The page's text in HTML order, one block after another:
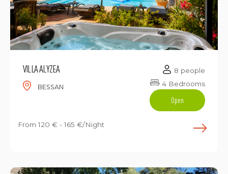
VILLA ALYZEA
BESSAN
8 people
4 Bedrooms
Open
From120 € - 165 €/Night